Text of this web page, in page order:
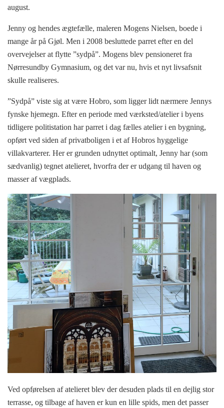
august.
Jenny og hendes ægtefælle, maleren Mogens Nielsen, boede i
mange år på Gjøl. Men i 2008 besluttede parret efter en del
overvejelser at flytte ”sydpå”. Mogens blev pensioneret fra
Nørresundby Gymnasium, og det var nu, hvis et nyt livsafsnit
skulle realiseres.
”Sydpå” viste sig at være Hobro, som ligger lidt nærmere Jennys
fynske hjemegn. Efter en periode med værksted/atelier i byens
tidligere politistation har parret i dag fælles atelier i en bygning,
opført ved siden af privatboligen i et af Hobros hyggelige
villakvarterer. Her er grunden udnyttet optimalt, Jenny har (som
sædvanlig) tegnet atelieret, hvorfra der er udgang til haven og
masser af vægplads.
Ved opførelsen af atelieret blev der desuden plads til en dejlig stor
terrasse, og tilbage af haven er kun en lille spids, men det passer